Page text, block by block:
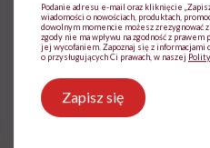
naturalnie
podlegają szybszej
drugiej połowie
piekarniku) sprawdzaj
kolor, by uniknąć
Podanie adresu e-mail oraz kliknięcie
wiadomości o nowościach, produktach,
dowolnym momencie możesz
zgody nie ma wpływu na zgodność z
jej wycofaniem. Zapoznaj się z informacjami
o przysługujących Ci prawach, w naszej
Zapisz się